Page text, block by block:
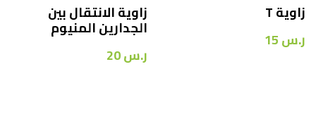
زاوية T
ر.س15
زاوية الانتقال بين
الجدارين المنيوم
ر.س20